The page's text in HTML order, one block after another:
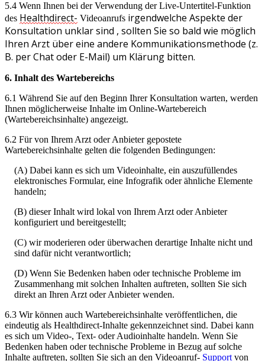
5.4 Wenn Ihnen bei der Verwendung der Live-Untertitel-Funktion
des Healthdirect- Videoanrufs irgendwelche Aspekte der
Konsultation unklarsind , sollten Sie so bald wie möglich
Ihren Arzt übereine andere Kommunikationsmethode (z.
B. perChatoder E-Mail) um Klärung bitten.
6. Inhalt des Wartebereichs
6.1 Während Sie auf den Beginn Ihrer Konsultation warten, werden
Ihnen möglicherweise Inhalte im Online-Wartebereich
(Wartebereichsinhalte) angezeigt.
6.2 Für von Ihrem Arzt oder Anbieter gepostete
Wartebereichsinhalte gelten die folgenden Bedingungen:
(A) Dabei kann es sich um Videoinhalte, ein auszufüllendes
elektronisches Formular, eine Infografik oder ähnliche Elemente
handeln;
(B) dieser Inhalt wird lokal von Ihrem Arzt oder Anbieter
konfiguriert und bereitgestellt;
(C) wir moderieren oder überwachen derartige Inhalte nicht und
sind dafür nicht verantwortlich;
(D) Wenn Sie Bedenken haben oder technische Probleme im
Zusammenhang mit solchen Inhalten auftreten, sollten Sie sich
direkt an Ihren Arzt oder Anbieter wenden.
6.3 Wir können auch Wartebereichsinhalte veröffentlichen, die
eindeutig als Healthdirect-Inhalte gekennzeichnet sind. Dabei kann
es sich um Video-, Text- oder Audioinhalte handeln. Wenn Sie
Bedenken haben oder technische Probleme in Bezug auf solche
Inhalte auftreten, sollten Sie sich an den Videoanruf- Support von